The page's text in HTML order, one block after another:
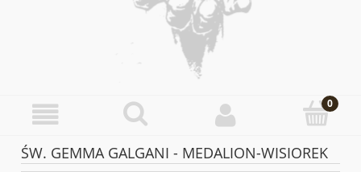
ŚW. GEMMA GALGANI - MEDALION-WISIOREK